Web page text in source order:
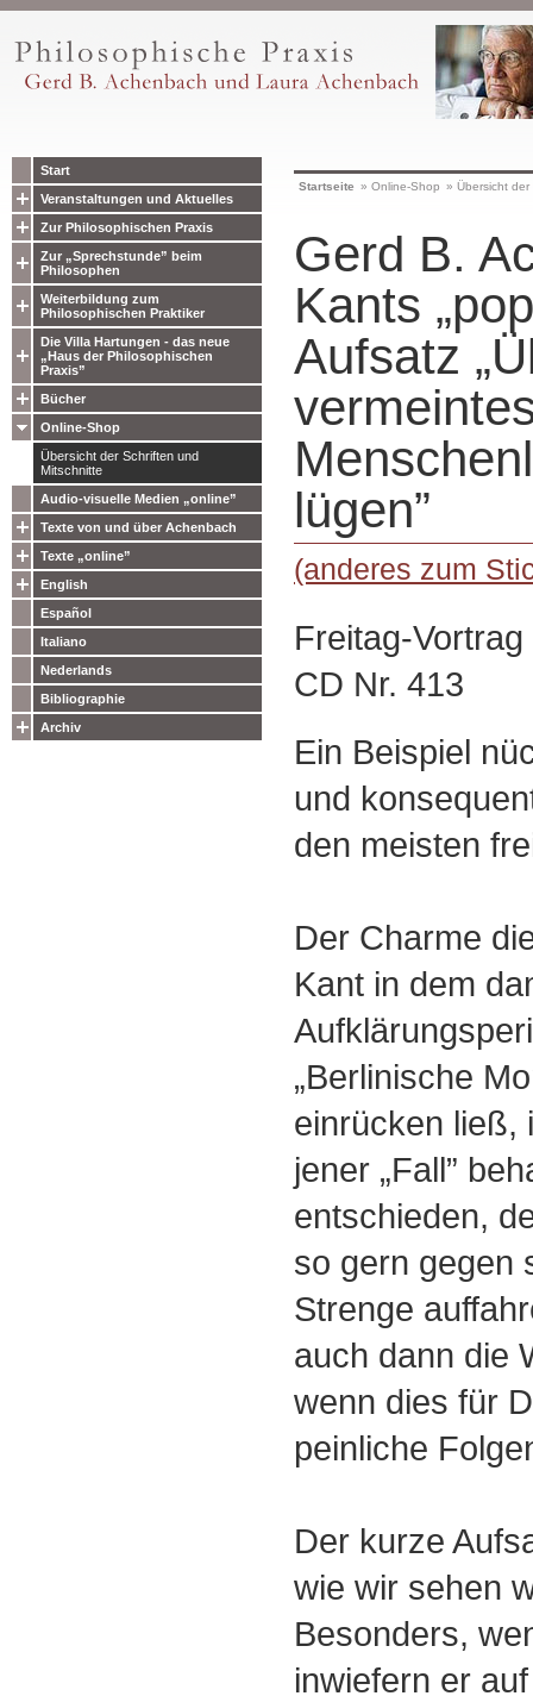
Start
Veranstaltungen und Aktuelles
Zur Philosophischen Praxis
Zur „Sprechstunde” beim
Philosophen
Weiterbildung zum
Philosophischen Praktiker
Die Villa Hartungen - das neue
„Haus der Philosophischen
Praxis”
Bücher
Online-Shop
Übersicht der Schriften und
Mitschnitte
Audio-visuelle Medien „online”
Texte von und über Achenbach
Texte „online”
English
Español
Italiano
Nederlands
Bibliographie
Archiv
Startseite » Online-Shop » Übersicht
Gerd B.
Kants
Aufsatz
lügen”
(anderes zum
Freitag-
CD Nr. 413
Ein Beispiel
und
den meisten
Der Charme
Kant in dem
„Berlinische
einrücken ließ,
jener „Fall”
entschieden,
so gern gegen
Strenge
auch dann die
wenn dies für
peinliche
Der kurze
wie wir sehen
Besonders,
inwiefern er